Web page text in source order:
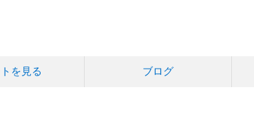
を見る ブログ